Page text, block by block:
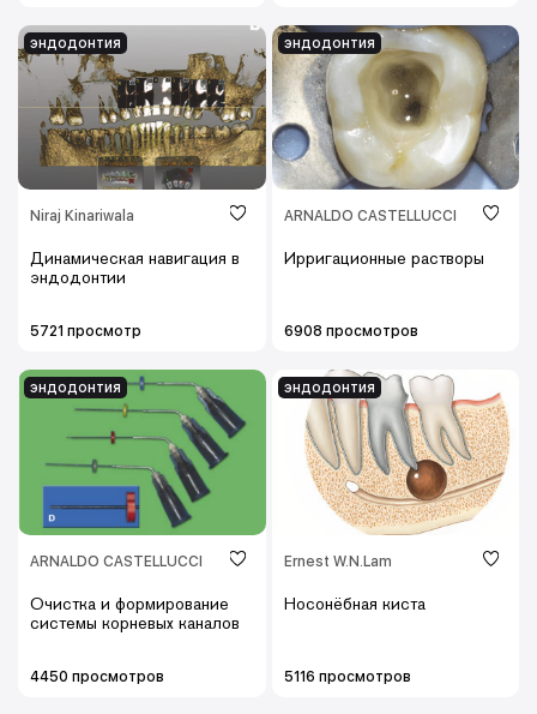
эндодонтия
Niraj Kinariwala
Динамическая навигация в
эндодонтии
5721 просмотр
эндодонтия
ARNALDO CASTELLUCCI
Ирригационные растворы
6908 просмотров
эндодонтия
ARNALDO CASTELLUCCI
Очистка и формирование
системы корневых каналов
4450 просмотров
эндодонтия
Ernest W.N.Lam
Носонёбная киста
5116 просмотров